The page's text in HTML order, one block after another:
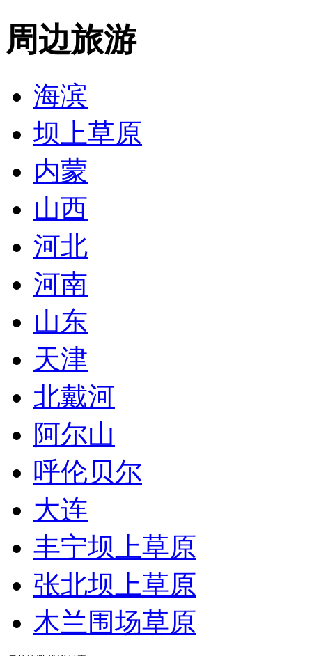
周边旅游
海滨
坝上草原
内蒙
山西
河北
河南
山东
天津
北戴河
阿尔山
呼伦贝尔
大连
丰宁坝上草原
张北坝上草原
木兰围场草原